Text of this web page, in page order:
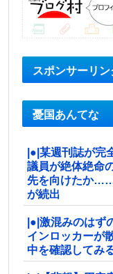
スポンサーリン
憂国あんてな
|●|某週刊誌が完
議員が絶体絶命
先を向けたか……
が続出
|●|激混みのはず
インロッカーが
中を確認して